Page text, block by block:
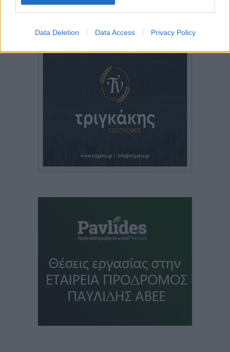
Data Deletion Data Access Privacy Policy